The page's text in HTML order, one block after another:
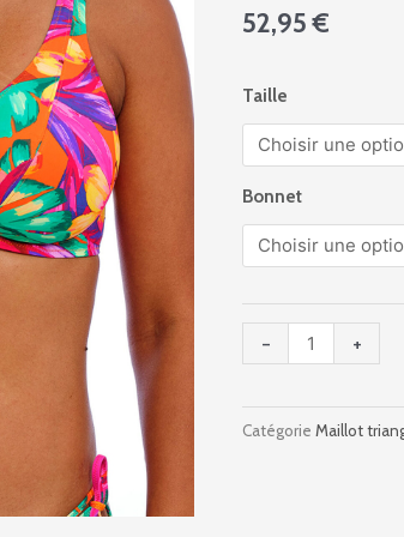
52,95€
Taille
Bonnet
-
de
As206213
-
Sun
Haze
+
Catégorie Maillot